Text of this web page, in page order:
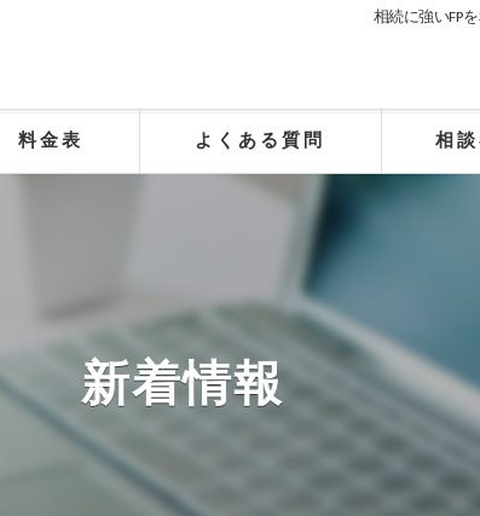
相続に強いFP
料金表 よくある質問 相
新着情報